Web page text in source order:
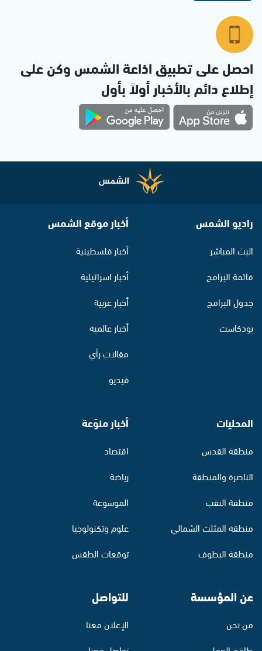
احصل على تطبيق اذاعة الشمس وكن على
إطلاع دائم بالأخبار أولاً بأول
راديو الشمس
البث المباشر
قائمة البرامج
جدول البرامج
بودكاست
أخبار موقع الشمس
أخبار فلسطينية
أخبار اسرائيلية
أخبار عربية
أخبار عالمية
مقالات رأي
فيديو
المحليات
منطقة القدس
الناصرة والمنطقة
منطقة النقب
منطقة المثلث الشمالي
منطقة البطوف
أخبار منوّعة
اقتصاد
رياضة
الموسوعة
علوم وتكنولوجيا
توقعات الطقس
عن المؤسسة
من نحن
للتواصل
الإعلان معنا